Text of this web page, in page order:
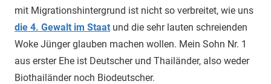
mit Migrationshintergrund ist nicht so verbreitet, wie uns
die 4. Gewalt im Staat und die sehr lauten schreienden
Woke Jünger glauben machen wollen. Mein Sohn Nr. 1
aus erster Ehe ist Deutscher und Thailänder, also weder
Biothailänder noch Biodeutscher.